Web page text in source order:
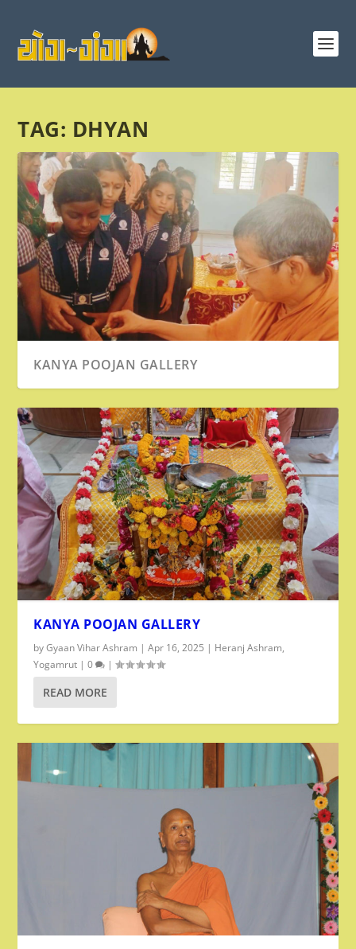
TAG: DHYAN
KANYA POOJAN GALLERY
KANYA POOJAN GALLERY
byGyaan Vihar Ashram |Apr 16, 2025 | Heranj Ashram,
Yogamrut |0 |
READ MORE